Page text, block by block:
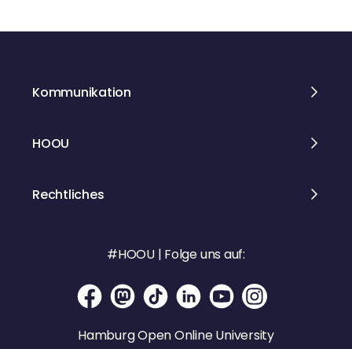
t
g
Kommunikation
HOOU
Rechtliches
#HOOU | Folge uns auf:
Hamburg Open Online University